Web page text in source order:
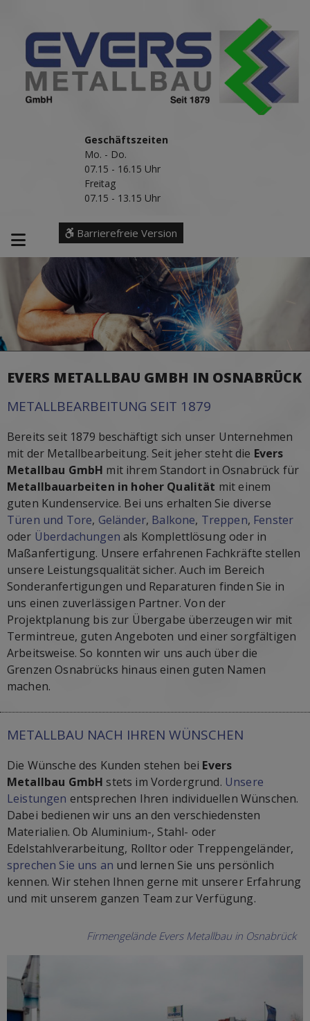
Geschäftszeiten
Mo. - Do.
07.15 - 16.15 Uhr
Freitag
07.15 - 13.15 Uhr
Barrierefreie Version
EVERS METALLBAU GMBH IN OSNABRÜCK
METALLBEARBEITUNG SEIT 1879
Bereits seit 1879 beschäftigt sich unser Unternehmen
mit der Metallbearbeitung. Seit jeher steht die Evers
Metallbau GmbH mit ihrem Standort in Osnabrück für
Metallbauarbeiten in hoher Qualität mit einem
guten Kundenservice. Bei uns erhalten Sie diverse
Türen und Tore, Geländer, Balkone, Treppen, Fenster
oder Überdachungen als Komplettlösung oder in
Maßanfertigung. Unsere erfahrenen Fachkräfte stellen
unsere Leistungsqualität sicher. Auch im Bereich
Sonderanfertigungen und Reparaturen finden Sie in
uns einen zuverlässigen Partner. Von der
Projektplanung bis zur Übergabe überzeugen wir mit
Termintreue, guten Angeboten und einer sorgfältigen
Arbeitsweise. So konnten wir uns auch über die
Grenzen Osnabrücks hinaus einen guten Namen
machen.
METALLBAU NACH IHREN WÜNSCHEN
Die Wünsche des Kunden stehen bei Evers
Metallbau GmbH stets im Vordergrund. Unsere
Leistungen entsprechen Ihren individuellen Wünschen.
Dabei bedienen wir uns an den verschiedensten
Materialien. Ob Aluminium-, Stahl- oder
Edelstahlverarbeitung, Rolltor oder Treppengeländer,
sprechen Sie uns an und lernen Sie uns persönlich
kennen. Wir stehen Ihnen gerne mit unserer Erfahrung
und mit unserem ganzen Team zur Verfügung.
Firmengelände Evers Metallbau in Osnabrück